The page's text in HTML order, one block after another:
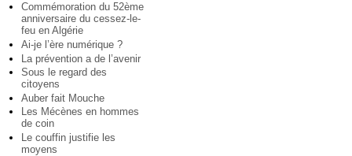
Commémoration du 52ème
anniversaire du cessez-le-
feu en Algérie
Ai-je l’ère numérique ?
La prévention a de l’avenir
Sous le regard des
citoyens
Auber fait Mouche
Les Mécènes en hommes
de coin
Le couffin justifie les
moyens